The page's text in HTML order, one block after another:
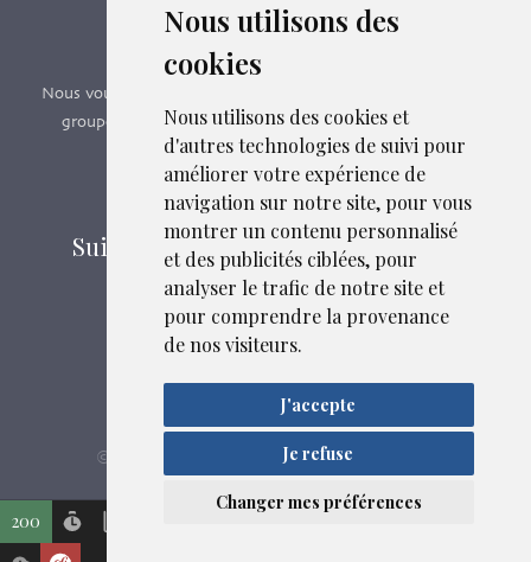
Nous utilisons des
cookies
Nous utilisons des cookies et
d'autres technologies de suivi pour
améliorer votre expérience de
navigation sur notre site, pour vous
montrer un contenu personnalisé
et des publicités ciblées, pour
analyser le trafic de notre site et
pour comprendre la provenance
de nos visiteurs.
J'accepte
Je refuse
Changer mes préférences
Liens et fichiers associés
Formations SFMG
Nous vous proposons des formations e-learning, présentiels,
groupes de pairs - Certificat QUALIOPI n° 2020/89171.2
Découvrir nos formations
Suivez-nous sur les réseaux sociaux
Mentions légales
Plan du site
© 2026 | Fait avec parASB DIGITAL
200